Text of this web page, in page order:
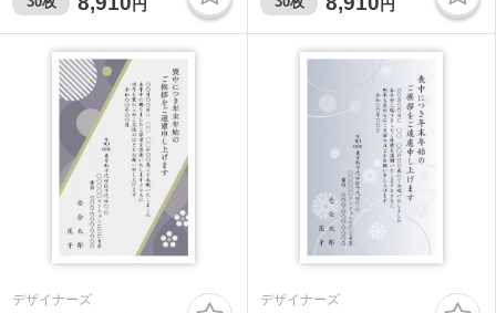
円 円
デザイナーズ デザイナーズ